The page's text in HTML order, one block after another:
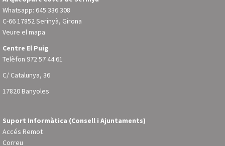
Whatsapp: 645 336 308
C-66 17852 Serinyà, Girona
Veure el mapa
Centre El Puig
Telèfon 972 57 44 61
C/ Catalunya, 36
17820 Banyoles
Suport Informàtica (Consell i Ajuntaments)
Accés Remot
Correu